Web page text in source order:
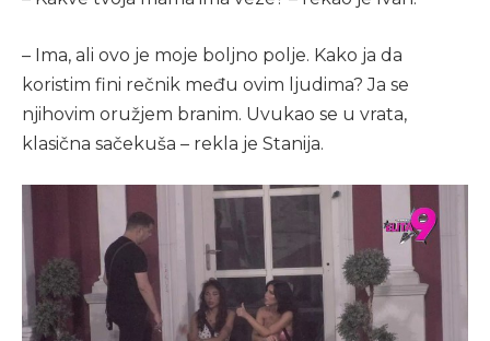
– Ima, ali ovo je moje boljno polje. Kako ja da
koristim fini rečnik među ovim ljudima? Ja se
njihovim oružjem branim. Uvukao se u vrata,
klasična sačekuša – rekla je Stanija.